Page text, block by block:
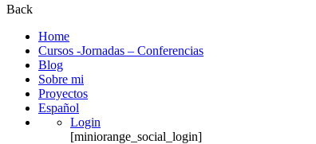
Back
Home
Cursos -Jornadas – Conferencias
Blog
Sobre mi
Proyectos
Español
Login
[miniorange_social_login]